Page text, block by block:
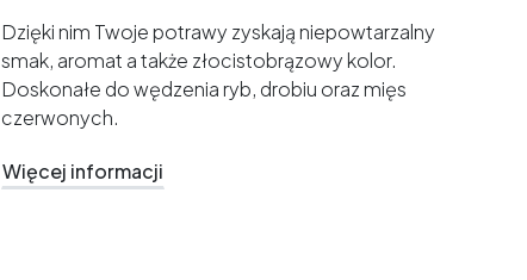
Dzięki nim Twoje potrawy zyskają niepowtarzalny
smak, aromat a także złocistobrązowy kolor.
Doskonałe do wędzenia ryb, drobiu oraz mięs
czerwonych.
Więcej informacji